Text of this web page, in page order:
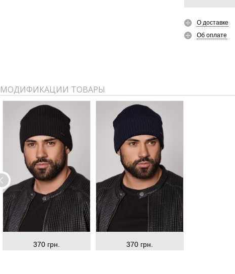
О доставке
Об оплате
МОДИФИКАЦИИ ТОВАРЫ
370 грн. 370 грн.